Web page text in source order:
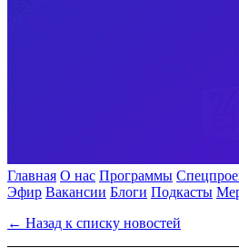
Главная О нас Программы
Эфир Вакансии Блоги Подкасты
← Назад к списку новостей